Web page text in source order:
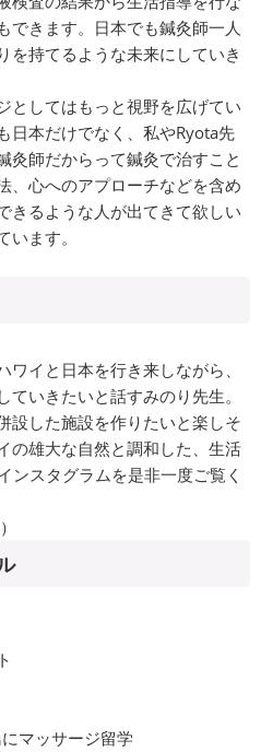
できます。日本でも鍼灸師一人
を持てるような未来にしていき
としてはもっと視野を広げてい
日本だけでなく、私やRyota先
灸師だからって鍼灸で治すこと
、心へのアプローチなどを含め
きるような人が出てきて欲しい
ます。
イと日本を行き来しながら、
いきたいと話すみのり先生。
設した施設を作りたいと楽しそ
の雄大な自然と調和した、生活
スタグラムを是非一度ご覧く
マッサージ留学